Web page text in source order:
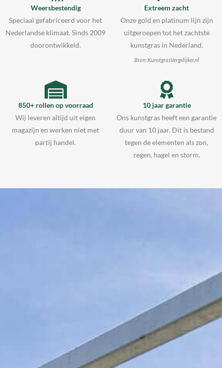
Weersbestendig
Speciaal gefabriceerd voor het
Nederlandse klimaat. Sinds 2009
doorontwikkeld.
Extreem zacht
Onze gold en platinum lijn zijn
uitgeroepen tot het zachtste
kunstgras in Nederland.
Bron: KunstgrasVergelijker.nl
850+ rollen op voorraad
Wij leveren altijd uit eigen
magazijn en werken niet met
partij handel.
10 jaar garantie
Ons kunstgras heeft een garantie
duur van 10 jaar. Dit is bestand
tegen de elementen als zon,
regen, hagel en storm.